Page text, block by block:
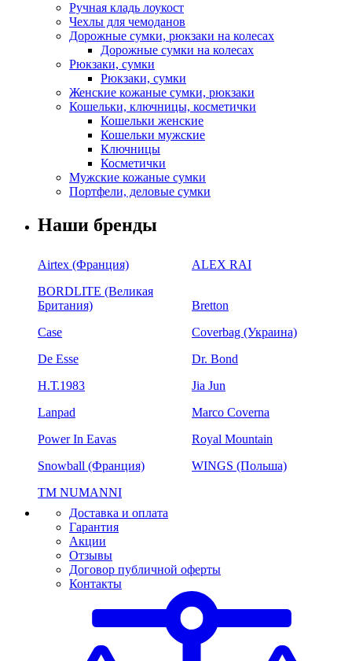
Ручная кладь лоукост
Чехлы для чемоданов
Дорожные сумки, рюкзаки на колесах
Дорожные сумки на колесах
Рюкзаки, сумки
Рюкзаки, сумки
Женские кожаные сумки, рюкзаки
Кошельки, ключницы, косметички
Кошельки женские
Кошельки мужские
Ключницы
Косметички
Мужские кожаные сумки
Портфели, деловые сумки
Наши бренды
Airtex (Франция)
ALEX RAI
BORDLITE (Великая
Британия)
Bretton
Case
Coverbag (Украина)
De Esse
Dr. Bond
H.Т.1983
Jia Jun
Lanpad
Marco Coverna
Power In Eavas
Royal Mountain
Snowball (Франция)
WINGS (Польша)
ТМ NUMANNI
Доставка и оплата
Гарантия
Акции
Отзывы
Договор публичной оферты
Контакты